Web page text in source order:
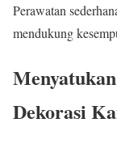
Perawatan
mendukung
Dekorasi